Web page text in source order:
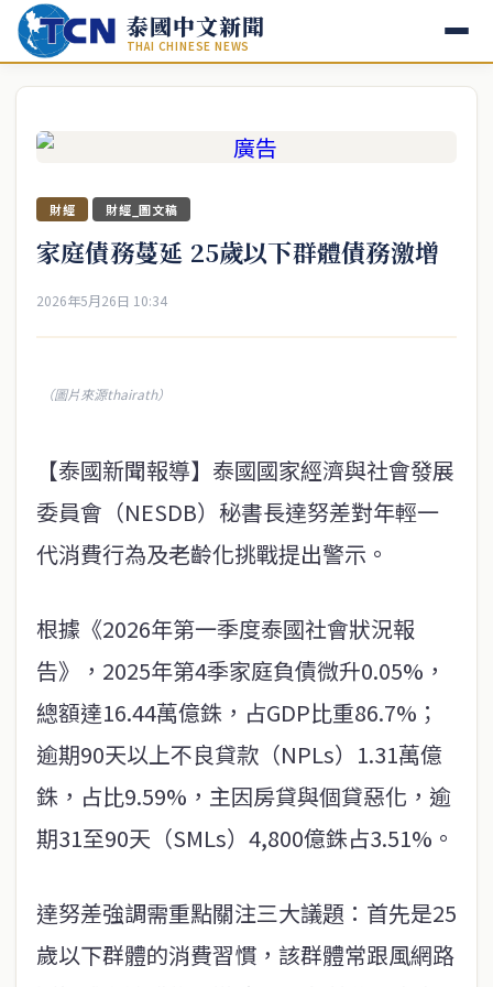
泰國中文新聞
THAI CHINESE NEWS
財經 財經_圖文稿
家庭債務蔓延 25歲以下群體債務激增
2026年5月26日 10:34
（圖片來源thairath）
【泰國新聞報導】泰國國家經濟與社會發展
委員會（NESDB）秘書長達努差對年輕一
代消費行為及老齡化挑戰提出警示。
根據《2026年第一季度泰國社會狀況報
告》，2025年第4季家庭負債微升0.05%，
總額達16.44萬億銖，占GDP比重86.7%；
逾期90天以上不良貸款（NPLs）1.31萬億
銖，占比9.59%，主因房貸與個貸惡化，逾
期31至90天（SMLs）4,800億銖占3.51%。
達努差強調需重點關注三大議題：首先是25
歲以下群體的消費習慣，該群體常跟風網路